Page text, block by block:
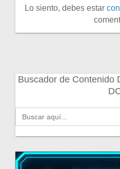
Lo siento, debes estar
Buscador de Contenido
Buscar: